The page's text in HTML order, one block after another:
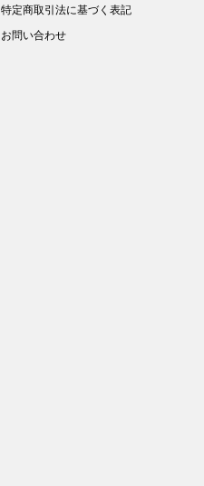
特定商取引法に基づく表記
お問い合わせ